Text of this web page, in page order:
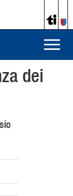
Toggle
dei